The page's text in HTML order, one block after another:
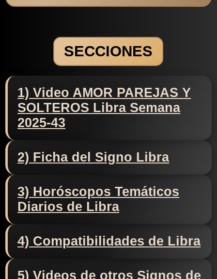
SECCIONES
1) Video AMOR PAREJAS Y
SOLTEROS Libra Semana
2025-43
2) Ficha del Signo Libra
3) Horóscopos Temáticos
Diarios de Libra
4) Compatibilidades de Libra
5) Videos de otros Signos de